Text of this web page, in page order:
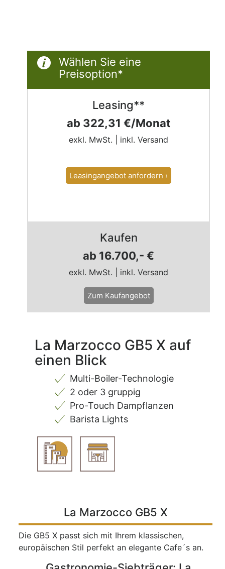
Wählen Sie eine
Preisoption*
Leasing**
ab 322,31 €/Monat
exkl. MwSt. | inkl. Versand
Leasingangebot anfordern ›
Kaufen
ab 16.700,- €
exkl. MwSt. | inkl. Versand
Zum Kaufangebot
La Marzocco GB5 X auf
einen Blick
Multi-Boiler-Technologie
2 oder 3 gruppig
Pro-Touch Dampflanzen
Barista Lights
La Marzocco GB5 X
Die GB5 X passt sich mit Ihrem klassischen,
europäischen Stil perfekt an elegante Cafe´s an.